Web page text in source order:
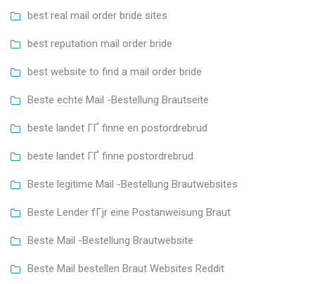
best real mail order bride sites
best reputation mail order bride
best website to find a mail order bride
Beste echte Mail -Bestellung Brautseite
beste landet ГҐ finne en postordrebrud
beste landet ГҐ finne postordrebrud
Beste legitime Mail -Bestellung Brautwebsites
Beste Lender fГјr eine Postanweisung Braut
Beste Mail -Bestellung Brautwebsite
Beste Mail bestellen Braut Websites Reddit